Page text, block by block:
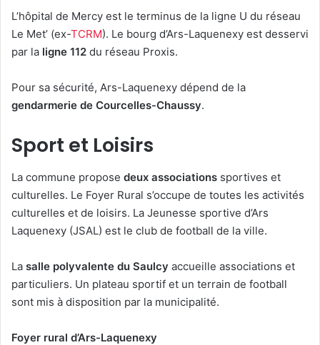
L’hôpital de Mercy est le terminus de la ligne U du réseau
Le Met’ (ex-TCRM). Le bourg d’Ars-Laquenexy est desservi
par la ligne 112 du réseau Proxis.
Pour sa sécurité, Ars-Laquenexy dépend de la
gendarmerie de Courcelles-Chaussy.
Sport et Loisirs
La commune propose deux associations sportives et
culturelles. Le Foyer Rural s’occupe de toutes les activités
culturelles et de loisirs. La Jeunesse sportive d’Ars
Laquenexy (JSAL) est le club de football de la ville.
La salle polyvalente du Saulcy accueille associations et
particuliers. Un plateau sportif et un terrain de football
sont mis à disposition par la municipalité.
Foyer rural d’Ars-Laquenexy